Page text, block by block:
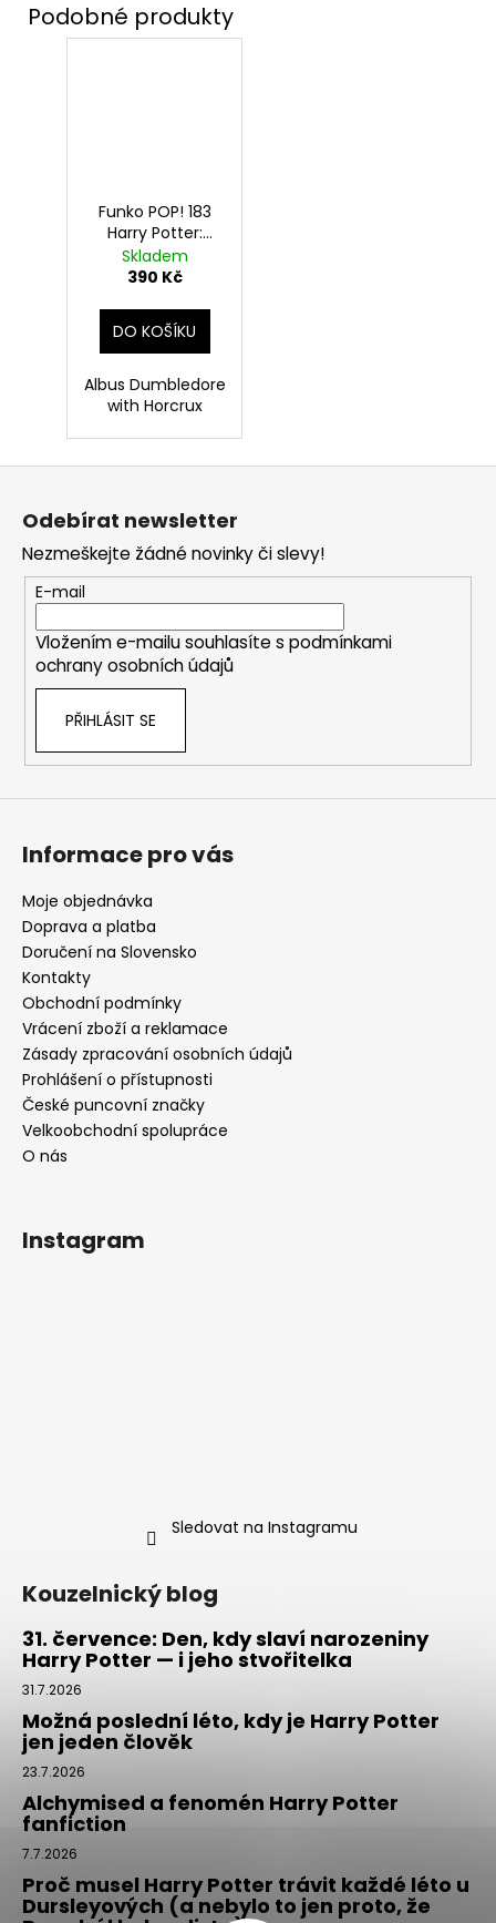
Funko POP! 183
Harry Potter:
Albus Brumbál s
viteálem
Skladem
390 Kč
DO KOŠÍKU
Albus Dumbledore
with Horcrux
Z
Odebírat newsletter
Nezmeškejte žádné novinky či slevy!
E-mail
Vložením e-mailu souhlasíte s podmínkami
ochrany osobních údajů
PŘIHLÁSIT SE
Informace pro vás
Moje objednávka
Doprava a platba
Doručení na Slovensko
Kontakty
Obchodní podmínky
Vrácení zboží a reklamace
Zásady zpracování osobních údajů
Prohlášení o přístupnosti
České puncovní značky
Velkoobchodní spolupráce
O nás
Instagram
Sledovat na Instagramu
Kouzelnický blog
31. července: Den, kdy slaví narozeniny
Harry Potter — i jeho stvořitelka
31.7.2026
Možná poslední léto, kdy je Harry Potter
jen jeden člověk
23.7.2026
Alchymised a fenomén Harry Potter
fanfiction
7.7.2026
Proč musel Harry Potter trávit každé léto u
Dursleyových (a nebylo to jen proto, že